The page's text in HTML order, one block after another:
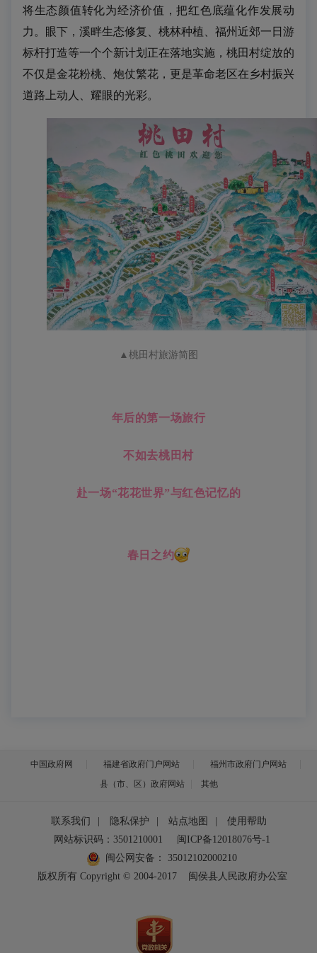
将生态颜值转化为经济价值，把红色底蕴化作发展动
力。眼下，溪畔生态修复、桃林种植、福州近郊一日游
标杆打造等一个个新计划正在落地实施，桃田村绽放的
不仅是金花粉桃、炮仗繁花，更是革命老区在乡村振兴
道路上动人、耀眼的光彩。
▲ 桃田村旅游简图
年后的第一场旅行
不如去桃田村
赴一场“花花世界”与红色记忆的
春日之约
中国政府网 福建省政府门户网站
福州市政府门户网站
县（市、区）政府网站
其他
联系我们 隐私保护 站点地图
使用帮助
网站标识码：3501210001
闽ICP备12018076号-1
闽公网安备：
35012102000210
版权所有 Copyright © 2004-2017
闽侯县人民政府办公室